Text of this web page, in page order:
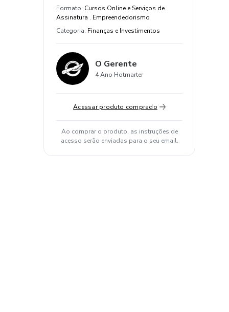
Estude do seu jeito e em qualquer
dispositivo
Formato: Cursos Online e Serviços de
Assinatura . Empreendedorismo
Categoria: Finanças e Investimentos
O Gerente
4 Ano Hotmarter
Acessar produto comprado
Ao comprar o produto, as instruções de
acesso serão enviadas para o seu email.